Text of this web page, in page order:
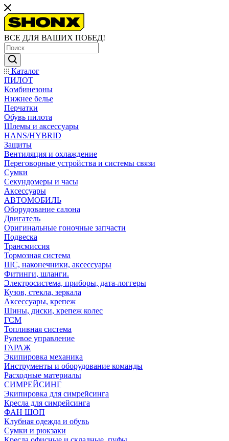
ВСЕ ДЛЯ ВАШИХ ПОБЕД!
Каталог
ПИЛОТ
Комбинезоны
Нижнее белье
Перчатки
Обувь пилота
Шлемы и аксессуары
HANS/HYBRID
Защиты
Вентиляция и охлаждение
Переговорные устройства и системы связи
Сумки
Секундомеры и часы
Аксессуары
АВТОМОБИЛЬ
Оборудование салона
Двигатель
Оригинальные гоночные запчасти
Подвеска
Трансмиссия
Тормозная система
ШС, наконечники, аксессуары
Фитинги, шланги.
Электросистема, приборы, дата-логгеры
Кузов, стекла, зеркала
Аксессуары, крепеж
Шины, диски, крепеж колес
ГСМ
Топливная система
Рулевое управление
ГАРАЖ
Экипировка механика
Инструменты и оборудование команды
Расходные материалы
СИМРЕЙСИНГ
Экипировка для симрейсинга
Кресла для симрейсинга
ФАН ШОП
Клубная одежда и обувь
Сумки и рюкзаки